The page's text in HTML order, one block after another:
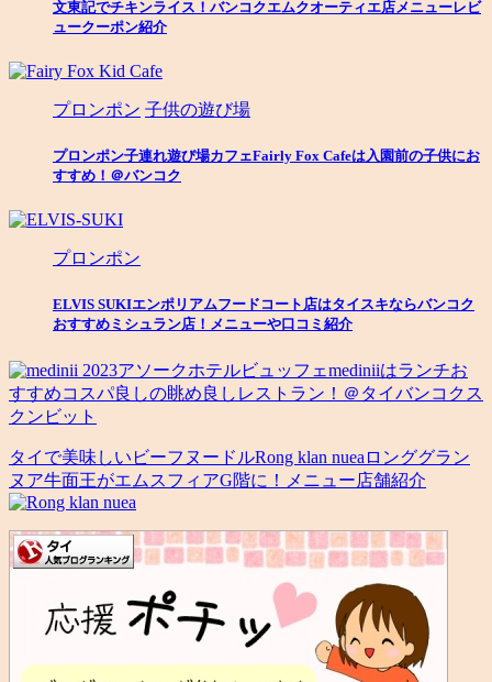
文東記でチキンライス！バンコクエムクオーティエ店メニューレビ
ュークーポン紹介
プロンポン 子供の遊び場
プロンポン子連れ遊び場カフェFairly Fox Cafeは入園前の子供にお
すすめ！＠バンコク
プロンポン
ELVIS SUKIエンポリアムフードコート店はタイスキならバンコク
おすすめミシュラン店！メニューや口コミ紹介
2023アソークホテルビュッフェmediniiはランチお
すすめコスパ良しの眺め良しレストラン！＠タイバンコクス
クンビット
タイで美味しいビーフヌードルRong klan nueaロンググラン
ヌア牛面王がエムスフィアG階に！メニュー店舗紹介